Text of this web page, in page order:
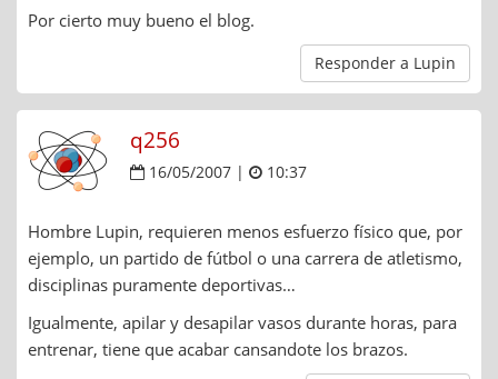
Por cierto muy bueno el blog.
Responder a Lupin
q256
16/05/2007 | 10:37
Hombre Lupin, requieren menos esfuerzo físico que, por
ejemplo, un partido de fútbol o una carrera de atletismo,
disciplinas puramente deportivas…
Igualmente, apilar y desapilar vasos durante horas, para
entrenar, tiene que acabar cansandote los brazos.